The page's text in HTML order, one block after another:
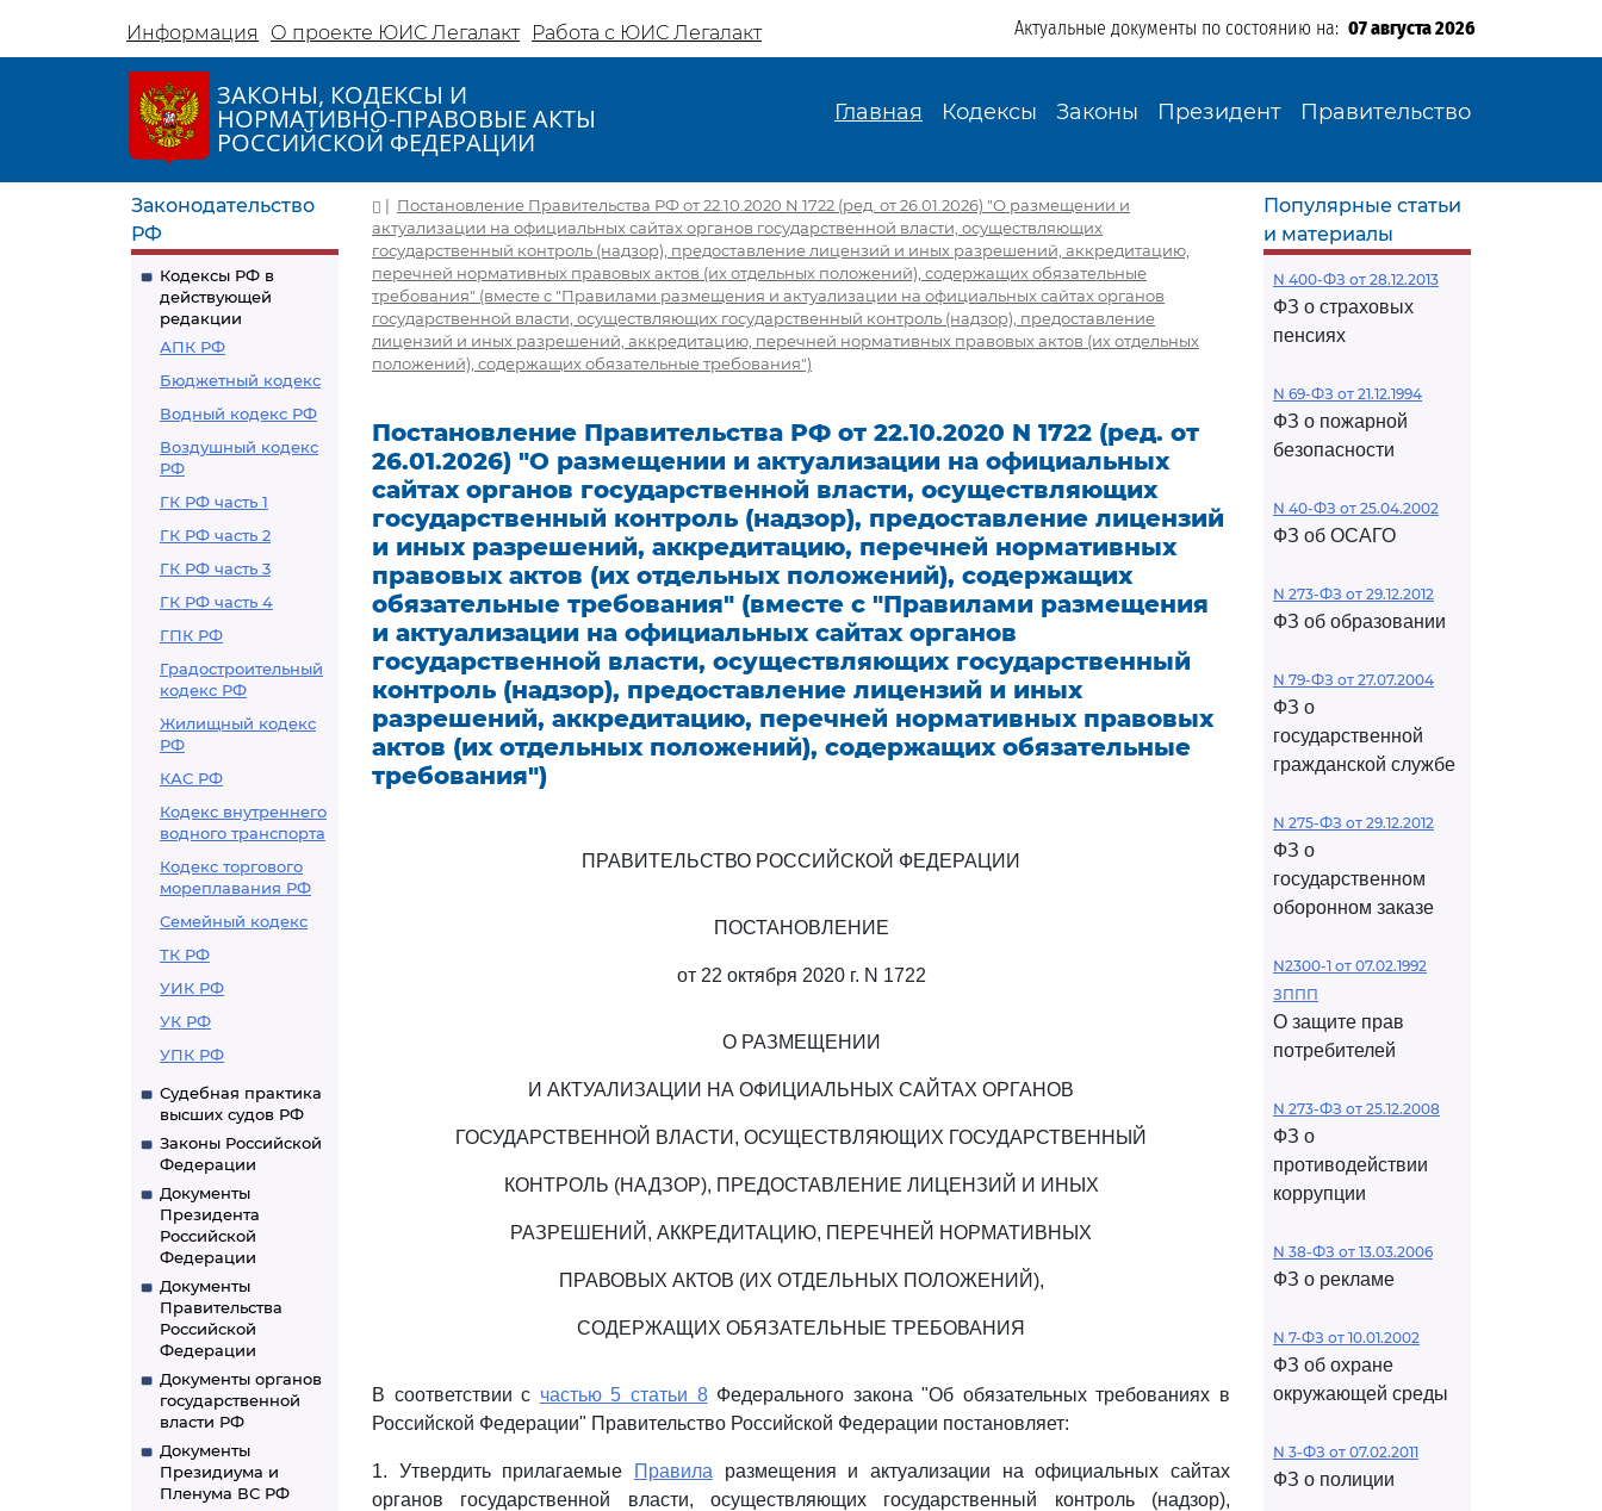
Информация О проекте ЮИС Легалакт Работа с ЮИС Легалакт Актуальные документы по состоянию на: 07 августа 2026
ЗАКОНЫ, КОДЕКСЫ И
НОРМАТИВНО-ПРАВОВЫЕ АКТЫ
РОССИЙСКОЙ ФЕДЕРАЦИИ
Главная Кодексы Законы Президент Правительство
Законодательство
РФ
Кодексы РФ в
действующей
редакции
АПК РФ
Бюджетный кодекс
Водный кодекс РФ
Воздушный кодекс
РФ
ГК РФ часть 1
ГК РФ часть 2
ГК РФ часть 3
ГК РФ часть 4
ГПК РФ
Градостроительный
кодекс РФ
Жилищный кодекс
РФ
КАС РФ
Кодекс внутреннего
водного транспорта
Кодекс торгового
мореплавания РФ
Семейный кодекс
ТК РФ
УИК РФ
УК РФ
УПК РФ
Судебная практика
высших судов РФ
Законы Российской
Федерации
Документы
Президента
Российской
Федерации
Документы
Правительства
Российской
Федерации
Документы органов
государственной
власти РФ
Документы
Президиума и
Пленума ВС РФ
| Постановление Правительства РФ от 22.10.2020 N 1722 (ред. от 26.01.2026) "О размещении и
актуализации на официальных сайтах органов государственной власти, осуществляющих
государственный контроль (надзор), предоставление лицензий и иных разрешений, аккредитацию,
перечней нормативных правовых актов (их отдельных положений), содержащих обязательные
требования" (вместе с "Правилами размещения и актуализации на официальных сайтах органов
государственной власти, осуществляющих государственный контроль (надзор), предоставление
лицензий и иных разрешений, аккредитацию, перечней нормативных правовых актов (их отдельных
положений), содержащих обязательные требования")
Постановление Правительства РФ от 22.10.2020 N 1722 (ред. от
26.01.2026) "О размещении и актуализации на официальных
сайтах органов государственной власти, осуществляющих
государственный контроль (надзор), предоставление лицензий
и иных разрешений, аккредитацию, перечней нормативных
правовых актов (их отдельных положений), содержащих
обязательные требования" (вместе с "Правилами размещения
и актуализации на официальных сайтах органов
государственной власти, осуществляющих государственный
контроль (надзор), предоставление лицензий и иных
разрешений, аккредитацию, перечней нормативных правовых
актов (их отдельных положений), содержащих обязательные
требования")
ПРАВИТЕЛЬСТВО РОССИЙСКОЙ ФЕДЕРАЦИИ
ПОСТАНОВЛЕНИЕ
от 22 октября 2020 г. N 1722
О РАЗМЕЩЕНИИ
И АКТУАЛИЗАЦИИ НА ОФИЦИАЛЬНЫХ САЙТАХ ОРГАНОВ
ГОСУДАРСТВЕННОЙ ВЛАСТИ, ОСУЩЕСТВЛЯЮЩИХ ГОСУДАРСТВЕННЫЙ
КОНТРОЛЬ (НАДЗОР), ПРЕДОСТАВЛЕНИЕ ЛИЦЕНЗИЙ И ИНЫХ
РАЗРЕШЕНИЙ, АККРЕДИТАЦИЮ, ПЕРЕЧНЕЙ НОРМАТИВНЫХ
ПРАВОВЫХ АКТОВ (ИХ ОТДЕЛЬНЫХ ПОЛОЖЕНИЙ),
СОДЕРЖАЩИХ ОБЯЗАТЕЛЬНЫЕ ТРЕБОВАНИЯ
В соответствии с частью 5 статьи 8Федерального закона "Об обязательных требованиях в
Российской Федерации" Правительство Российской Федерации постановляет:
1. Утвердить прилагаемые Правила размещения и актуализации на официальных сайтах
органов государственной власти, осуществляющих государственный контроль (надзор),
Популярные статьи
и материалы
N 400-ФЗ от 28.12.2013
ФЗ о страховых
пенсиях
N 69-ФЗ от 21.12.1994
ФЗ о пожарной
безопасности
N 40-ФЗ от 25.04.2002
ФЗ об ОСАГО
N 273-ФЗ от 29.12.2012
ФЗ об образовании
N 79-ФЗ от 27.07.2004
ФЗ о
государственной
гражданской службе
N 275-ФЗ от 29.12.2012
ФЗ о
государственном
оборонном заказе
N2300-1 от 07.02.1992
ЗППП
О защите прав
потребителей
N 273-ФЗ от 25.12.2008
ФЗ о
противодействии
коррупции
N 38-ФЗ от 13.03.2006
ФЗ о рекламе
N 7-ФЗ от 10.01.2002
ФЗ об охране
окружающей среды
N 3-ФЗ от 07.02.2011
ФЗ о полиции